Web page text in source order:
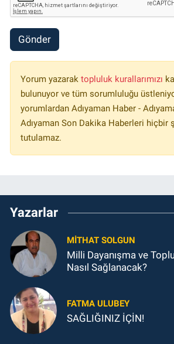
Gönder
Yorum yazarak topluluk kurallarımızı
bulunuyor ve tüm sorumluluğu
yorumlardan Adıyaman Haber -
Adıyaman Son Dakika Haberleri hiçbir
tutulamaz.
Yazarlar
MITHAT SOLGUN
Milli Dayanışma ve
Nasıl Sağlanacak?
FATMA ULUBEY
SAĞLIĞINIZ İÇİN!